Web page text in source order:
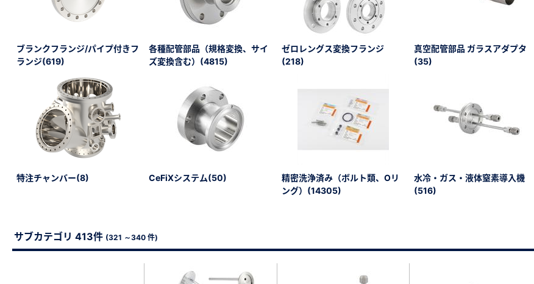
ブランクフランジ/パイプ付きフ
ランジ(619)
各種配管部品（規格変換、サイ
ズ変換含む）(4815)
ゼロレングス変換フランジ
(218)
真空配管部品 ガラスアダプタ
(35)
特注チャンバー(8) CeFiXシステム(50)
精密洗浄済み（ボルト類、Oリ
ング）(14305)
水冷・ガス・液体窒素導入機
(516)
サブカテゴリ 413件 (321 ～340 件)